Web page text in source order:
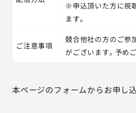
※申込頂いた方に視
ます。
ご注意事項
競合他社の方のご参
がございます。予め
本ページのフォームからお申し